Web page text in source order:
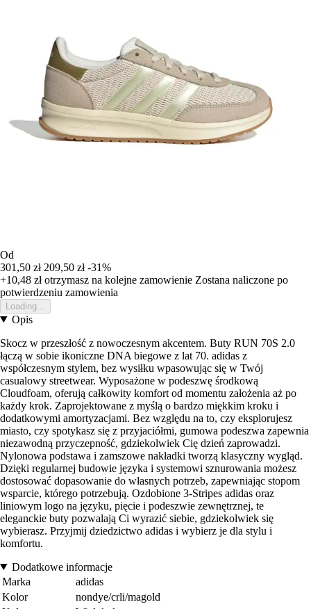
Od
301,50 zł 209,50 zł -31%
+10,48 złotrzymasz na kolejne zamowienie Zostana naliczone po
potwierdzeniu zamowienia
Loading...
Opis
Skocz w przeszłość z nowoczesnym akcentem. Buty RUN 70S 2.0
łączą w sobie ikoniczne DNA biegowe z lat 70. adidas z
współczesnym stylem, bez wysiłku wpasowując się w Twój
casualowy streetwear. Wyposażone w podeszwę środkową
Cloudfoam, oferują całkowity komfort od momentu założenia aż po
każdy krok. Zaprojektowane z myślą o bardzo miękkim kroku i
dodatkowymi amortyzacjami. Bez względu na to, czy eksplorujesz
miasto, czy spotykasz się z przyjaciółmi, gumowa podeszwa zapewnia
niezawodną przyczepność, gdziekolwiek Cię dzień zaprowadzi.
Nylonowa podstawa i zamszowe nakładki tworzą klasyczny wygląd.
Dzięki regularnej budowie języka i systemowi sznurowania możesz
dostosować dopasowanie do własnych potrzeb, zapewniając stopom
wsparcie, którego potrzebują. Ozdobione 3-Stripes adidas oraz
liniowym logo na języku, pięcie i podeszwie zewnętrznej, te
eleganckie buty pozwalają Ci wyrazić siebie, gdziekolwiek się
wybierasz. Przyjmij dziedzictwo adidas i wybierz je dla stylu i
komfortu.
Dodatkowe informacje
Marka
adidas
Kolor
nondye/crli/magold